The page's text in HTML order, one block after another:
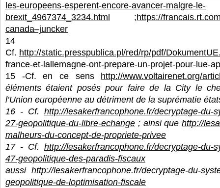
les-europeens-esperent-encore-avancer-malgre-le-
brexit_4967374_3234.html
;https://
canada–juncker
14
Cf. http://static.presspublica.pl/red/rp/pdf/
france-et-lallemagne-ont-prepare-un-projet-pour-lue-
15 -Cf. en ce sens http://www.voltairenet.org/
éléments étaient posés pour faire de la City le
l’Union européenne au détriment de la suprématie
16 - Cf. http://lesakerfrancophone.fr/decryptage-du-
27-geopolitique-du-libre-echange ; ainsi que http://
malheurs-du-concept-de-propriete-privee
17 - Cf. http://lesakerfrancophone.fr/decryptage-du-
47-geopolitique-des-paradis-fiscaux
aussi http://lesakerfrancophone.fr/decryptage-du-
geopolitique-de-loptimisation-fiscale